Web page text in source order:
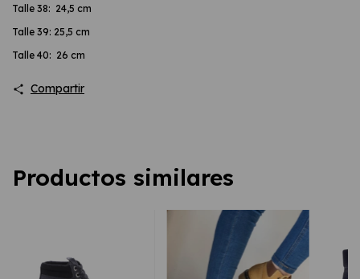
Talle 38: 24,5 cm
Talle 39: 25,5 cm
Talle 40: 26 cm
Compartir
Productos similares